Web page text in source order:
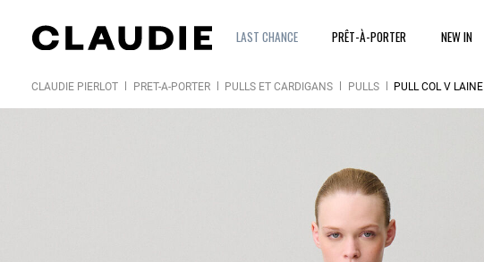
LAST CHANCE PRÊT-À-PORTER NEW IN
CLAUDIE PIERLOT PRÊT-À-PORTER PULLS ET CARDIGANS PULLS PULL COL V LAINE